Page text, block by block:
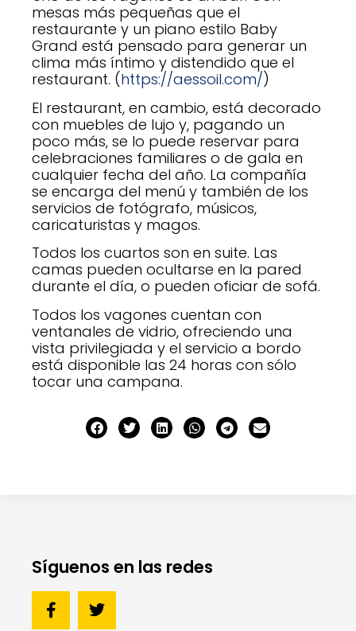
mesas más pequeñas que el
restaurante y un piano estilo Baby
Grand está pensado para generar un
clima más íntimo y distendido que el
restaurant. (https://aessoil.com/)
El restaurant, en cambio, está decorado
con muebles de lujo y, pagando un
poco más, se lo puede reservar para
celebraciones familiares o de gala en
cualquier fecha del año. La compañía
se encarga del menú y también de los
servicios de fotógrafo, músicos,
caricaturistas y magos.
Todos los cuartos son en suite. Las
camas pueden ocultarse en la pared
durante el día, o pueden oficiar de sofá.
Todos los vagones cuentan con
ventanales de vidrio, ofreciendo una
vista privilegiada y el servicio a bordo
está disponible las 24 horas con sólo
tocar una campana.
Síguenos en las redes